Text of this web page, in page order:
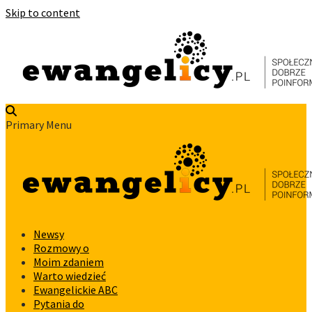
Skip to content
Primary Menu
Newsy
Rozmowy o
Moim zdaniem
Warto wiedzieć
Ewangelickie ABC
Pytania do